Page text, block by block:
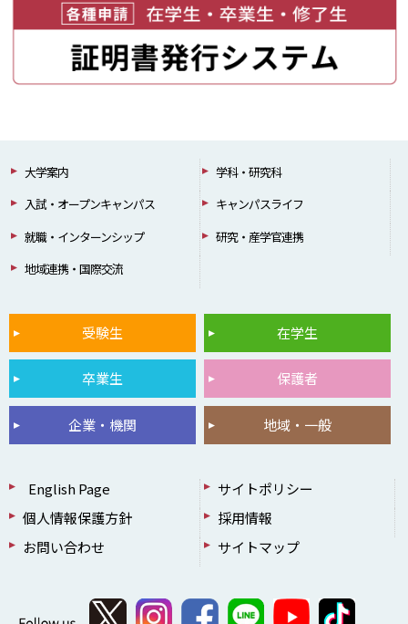
大学案内
学科・研究科
入試・オープンキャンパス
キャンパスライフ
就職・インターンシップ
研究・産学官連携
地域連携・国際交流
受験生 在学生
卒業生 保護者
企業・機関 地域・一般
English Page
サイトポリシー
個人情報保護方針
採用情報
お問い合わせ
サイトマップ